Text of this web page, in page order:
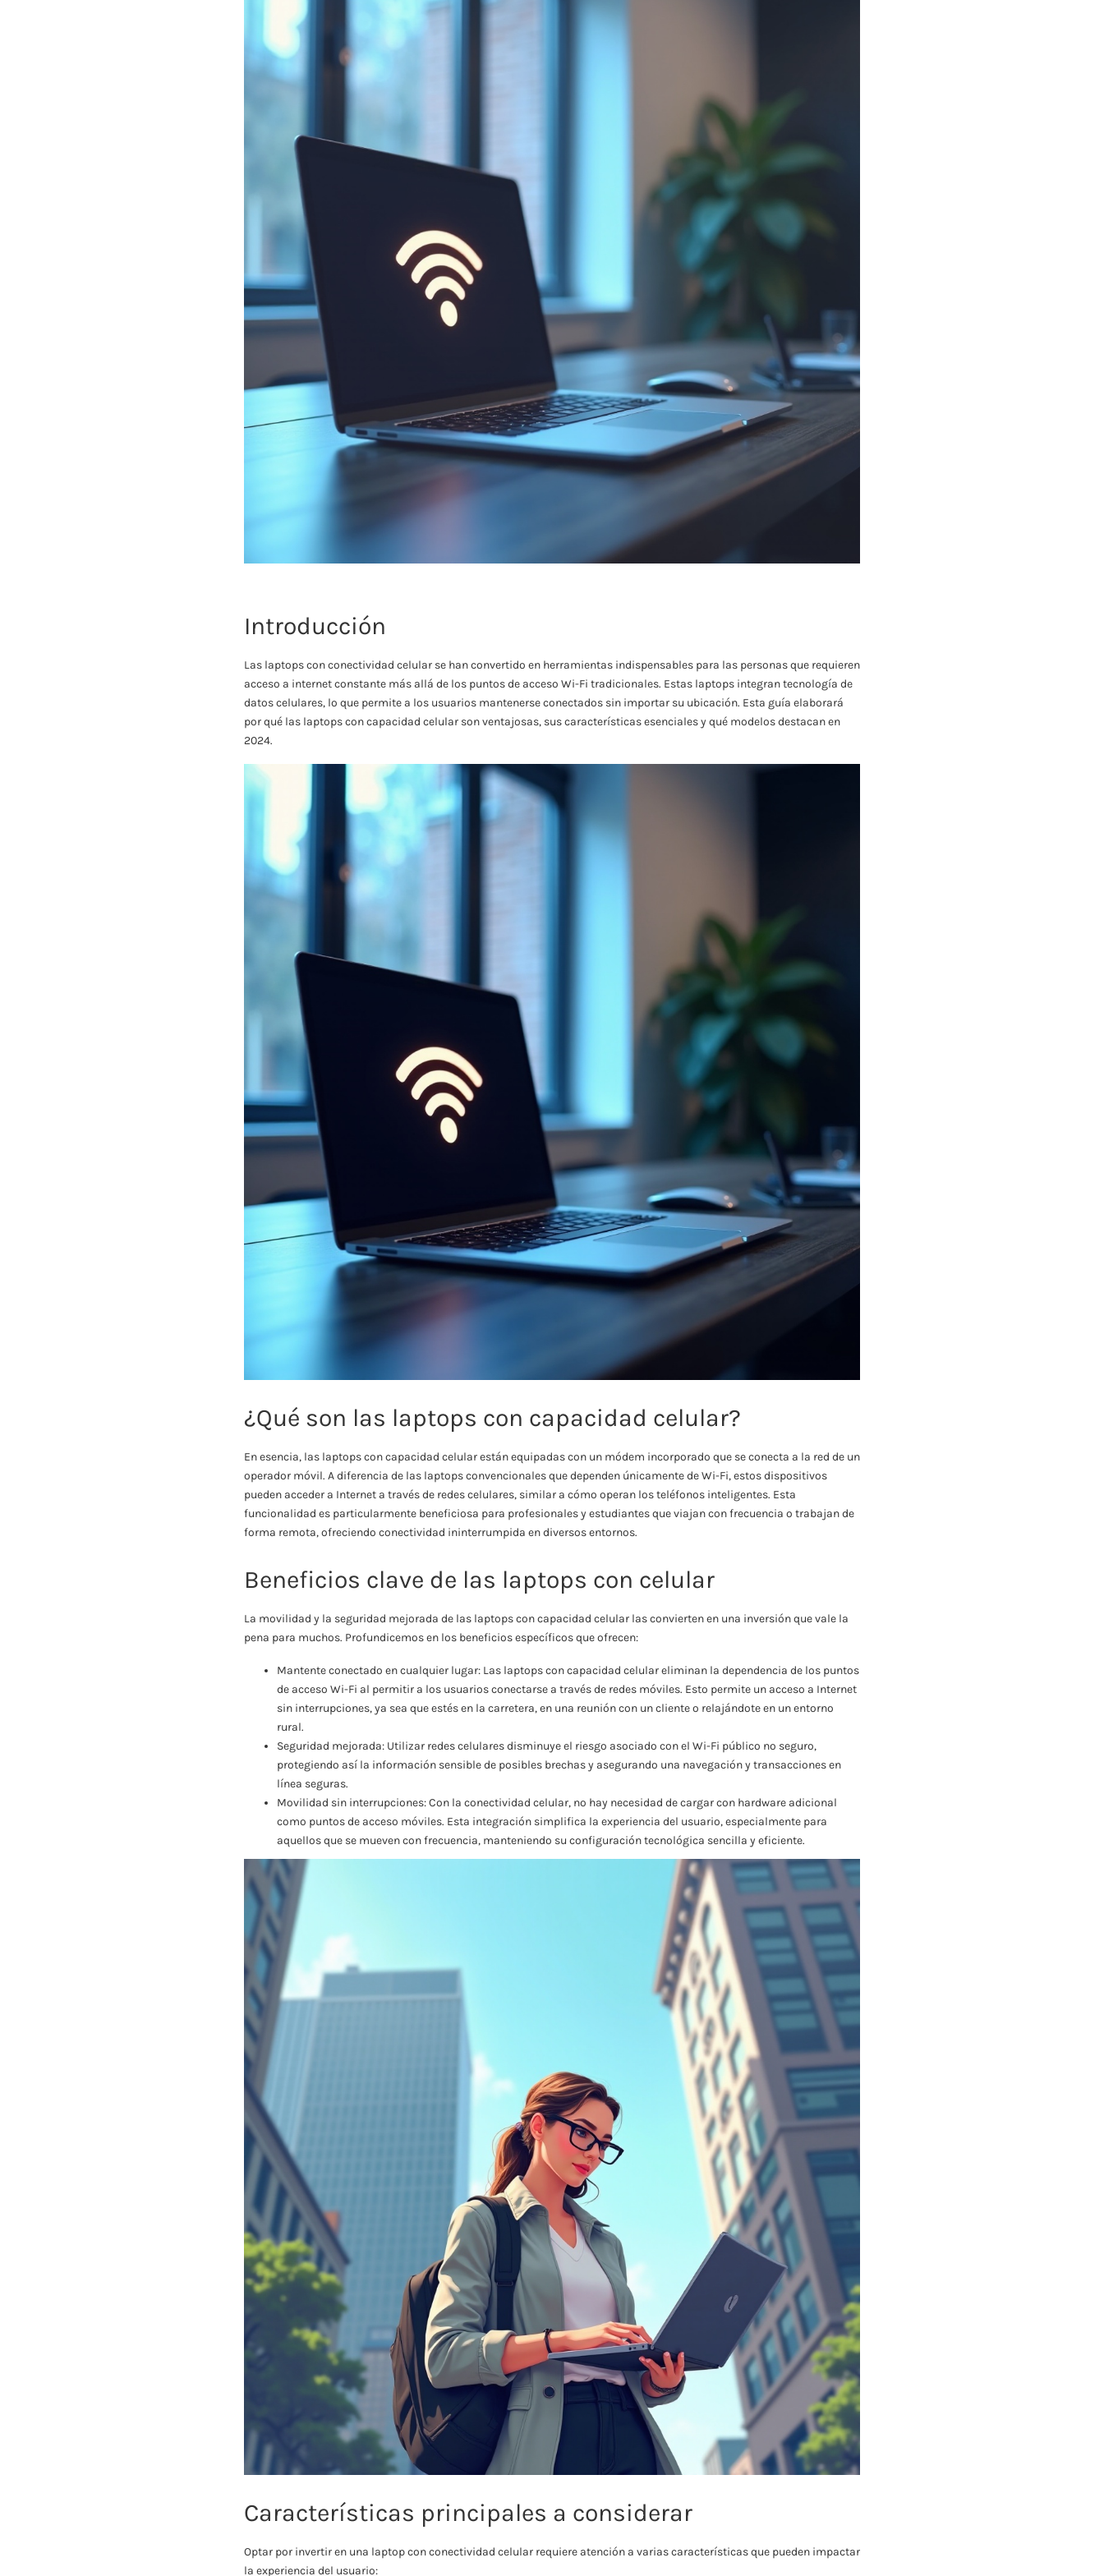
Introducción
Las laptops con conectividad celular se han convertido en herramientas indispensables para las personas que requieren
acceso a internet constante más allá de los puntos de acceso Wi-Fi tradicionales. Estas laptops integran tecnología de
datos celulares, lo que permite a los usuarios mantenerse conectados sin importar su ubicación. Esta guía elaborará
por qué las laptops con capacidad celular son ventajosas, sus características esenciales y qué modelos destacan en
2024.
¿Qué son las laptops con capacidad celular?
En esencia, las laptops con capacidad celular están equipadas con un módem incorporado que se conecta a la red de un
operador móvil. A diferencia de las laptops convencionales que dependen únicamente de Wi-Fi, estos dispositivos
pueden acceder a Internet a través de redes celulares, similar a cómo operan los teléfonos inteligentes. Esta
funcionalidad es particularmente beneficiosa para profesionales y estudiantes que viajan con frecuencia o trabajan de
forma remota, ofreciendo conectividad ininterrumpida en diversos entornos.
Beneficios clave de las laptops con celular
La movilidad y la seguridad mejorada de las laptops con capacidad celular las convierten en una inversión que vale la
pena para muchos. Profundicemos en los beneficios específicos que ofrecen:
Mantente conectado en cualquier lugar: Las laptops con capacidad celular eliminan la dependencia de los puntos
de acceso Wi-Fi al permitir a los usuarios conectarse a través de redes móviles. Esto permite un acceso a Internet
sin interrupciones, ya sea que estés en la carretera, en una reunión con un cliente o relajándote en un entorno
rural.
Seguridad mejorada: Utilizar redes celulares disminuye el riesgo asociado con el Wi-Fi público no seguro,
protegiendo así la información sensible de posibles brechas y asegurando una navegación y transacciones en
línea seguras.
Movilidad sin interrupciones: Con la conectividad celular, no hay necesidad de cargar con hardware adicional
como puntos de acceso móviles. Esta integración simplifica la experiencia del usuario, especialmente para
aquellos que se mueven con frecuencia, manteniendo su configuración tecnológica sencilla y eficiente.
Características principales a considerar
Optar por invertir en una laptop con conectividad celular requiere atención a varias características que pueden impactar
la experiencia del usuario: